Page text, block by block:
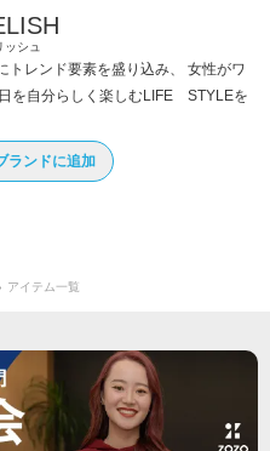
ッシュ
トレンド要素を盛り込み、 女性がワ
を自分らしく楽しむLIFE STYLEを
ランドに追加
アイテム一覧